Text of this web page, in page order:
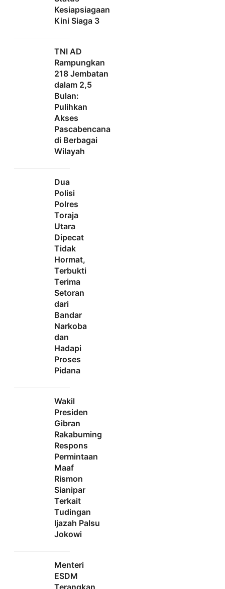
Kesiapsiagaan
Kini Siaga 3
TNI AD
Rampungkan
218 Jembatan
dalam 2,5
Bulan:
Pulihkan
Akses
Pascabencana
di Berbagai
Wilayah
Dua
Polisi
Polres
Toraja
Utara
Dipecat
Tidak
Hormat,
Terbukti
Terima
Setoran
dari
Bandar
Narkoba
dan
Hadapi
Proses
Pidana
Wakil
Presiden
Gibran
Rakabuming
Respons
Permintaan
Maaf
Rismon
Sianipar
Terkait
Tudingan
Ijazah Palsu
Jokowi
Menteri
ESDM
Terangkan